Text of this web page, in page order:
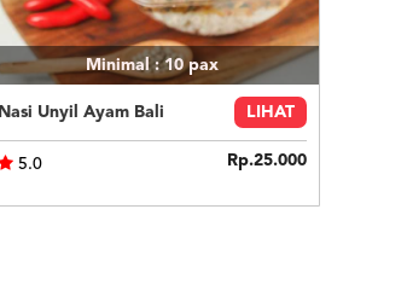
Minimal : 10pax
Nasi Unyil Ayam Bali LIHAT
5.0 Rp.25.000